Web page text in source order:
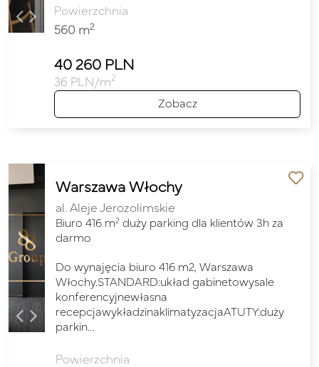
Powierzchnia
560 m2
40 260 PLN
36 PLN/m2
Zobacz
Warszawa Włochy
al. Aleje Jerozolimskie
Biuro 416 m2 duży parking dla klientów 3h za
darmo
Do wynajęcia biuro 416 m2, Warszawa
Włochy.STANDARD:układ gabinetowysale
konferencyjnewłasna
recepcjawykładzinaklimatyzacjaATUTY:duży
parkin…
Powierzchnia